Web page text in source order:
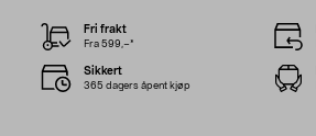
Fri frakt
Fra 599,–*
Sikkert
365 dagers åpent kjøp